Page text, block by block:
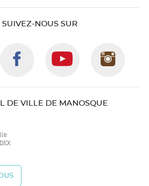
SUIVEZ-NOUS SUR
Suivez-
nous
facebook
Suivez-
nous
DE VILLE DE MANOSQUE